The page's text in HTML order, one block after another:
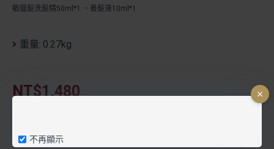
不再顯示
敏蘊髮洗髮精50ml *1 、 養髮液10ml *1
重量: 0.27kg
NT$1,480